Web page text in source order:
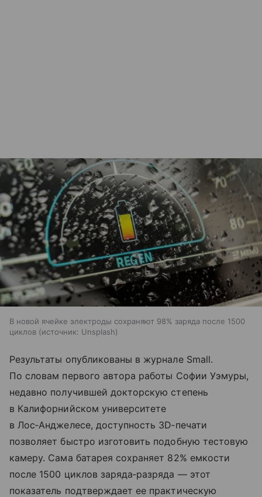
В новой ячейке электроды сохраняют 98% заряда после 1500
циклов
источник: Unsplash
Результаты опубликованы в журнале Small.
По словам первого автора работы Софии Уэмуры,
недавно получившей докторскую степень
в Калифорнийском университете
в Лос‑Анджелесе, доступность 3D‑печати
позволяет быстро изготовить подобную тестовую
камеру. Сама батарея сохраняет 82% емкости
после 1500 циклов заряда‑разряда — этот
показатель подтверждает ее практическую